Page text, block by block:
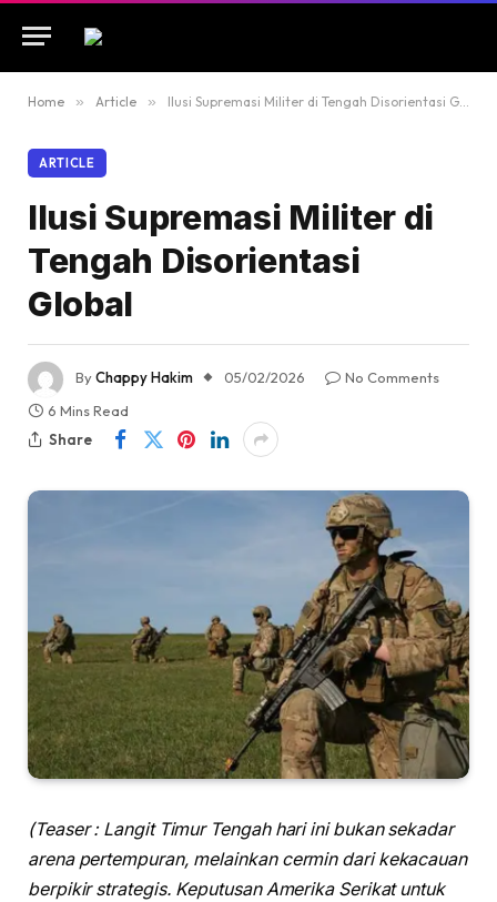
Home » Article » Ilusi Supremasi Militer di Tengah Disorientasi Global
ARTICLE
Ilusi Supremasi Militer di
Tengah Disorientasi
Global
ByChappy Hakim 05/02/2026
No Comments
6 Mins Read
Share
(Teaser : Langit Timur Tengah hari ini bukan sekadar
arena pertempuran, melainkan cermin dari kekacauan
berpikir strategis. Keputusan Amerika Serikat untuk